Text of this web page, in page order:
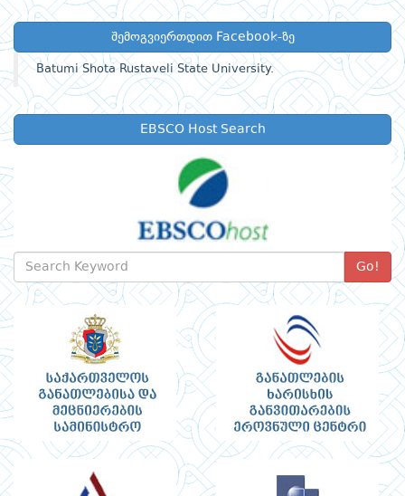
შემოგვიერთდით Facebook-ზე
Batumi Shota Rustaveli State University.
EBSCO Host Search
Go!